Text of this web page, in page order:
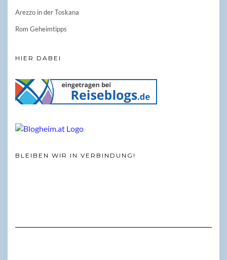
Arezzo in der Toskana
Rom Geheimtipps
HIER DABEI
BLEIBEN WIR IN VERBINDUNG!